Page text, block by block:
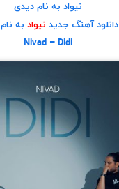
نیواد به نام دیدی
دانلود آهنگ جدید نیواد به نام
Nivad – Didi